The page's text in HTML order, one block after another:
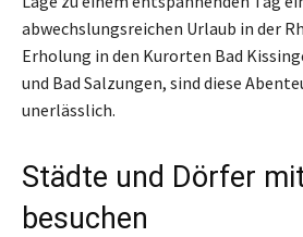
abwechslungsreichen Urlaub in der
Erholung in den Kurorten Bad
und Bad Salzungen, sind diese
unerlässlich.
Städte und Dörfer
besuchen